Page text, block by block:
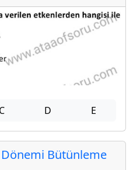
C D E
Bütünleme